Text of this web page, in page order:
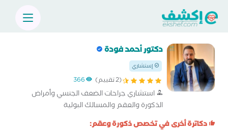
دكتور أحمد فودة
إستشاري
(2 تقييم) 366
استشاري جراحات الضعف الجنسي وأمراض
الذكورة والعقم والمسالك البولية
دكاترة أخرى في تخصص ذكورة وعقم: